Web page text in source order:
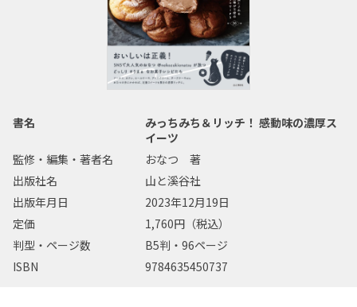
書名
みっちみち＆リッチ！ 感動味の濃厚ス
イーツ
監修・編集・著者名
おなつ 著
出版社名
山と溪谷社
出版年月日
2023年12月19日
定価
1,760円（税込）
判型・ページ数
B5判・96ページ
ISBN
9784635450737